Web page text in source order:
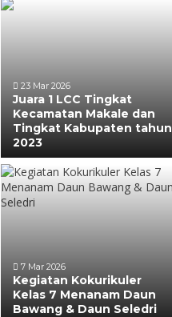
23 Mar 2026
Juara 1 LCC Tingkat
Kecamatan Makale dan
Tingkat Kabupaten tahun
2023
7 Mar 2026
Kegiatan Kokurikuler
Kelas 7 Menanam Daun
Bawang & Daun Seledri